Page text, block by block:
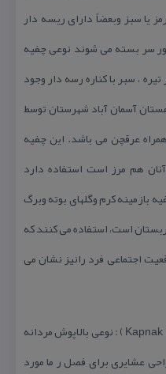
یا سبز وبعضاً دارای ریسه دار
سر بسته می شوند نوعی چفیه
، سبر با كناره رسه دار وجود
آسمان آباد شهرستان توسط
عرقچن می باشد. این چفیه
هم مرز است استفاده دارد
بازمینه كرم وگلهای بوته وبرگ
است، استفاده می كنند كه
اجتماعی فرد رانیز نشان می
(Faraji) یاكَرَك (Karak) یا كَپنَك ( Kapnak ) : نوعی بالاپوش مردانه
عشایری برای فصل ر ما مورد